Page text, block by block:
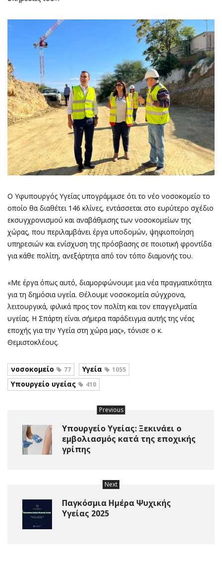
Ο Υφυπουργός Υγείας υπογράμμισε ότι το νέο νοσοκομείο το
οποίο θα διαθέτει 146 κλίνες, εντάσσεται στο ευρύτερο σχέδιο
εκσυγχρονισμού και αναβάθμισης των νοσοκομείων της
χώρας, που περιλαμβάνει έργα υποδομών, ψηφιοποίηση
υπηρεσιών και ενίσχυση της πρόσβασης σε ποιοτική φροντίδα
για κάθε πολίτη, ανεξάρτητα από τον τόπο διαμονής του.
«Με έργα όπως αυτό, διαμορφώνουμε μια νέα πραγματικότητα
για τη δημόσια υγεία. Θέλουμε νοσοκομεία σύγχρονα,
λειτουργικά, φιλικά προς τον πολίτη και τον επαγγελματία
υγείας. Η Σπάρτη είναι σήμερα παράδειγμα αυτής της νέας
εποχής για την Υγεία στη χώρα μας», τόνισε ο κ.
Θεμιστοκλέους.
νοσοκομείο 77 Υγεία 1055
Υπουργείο υγείας 410
Previous
Υπουργείο Υγείας: Ξεκινάει ο
εμβολιασμός κατά της εποχικής
γρίπης
Next
Παγκόσμια Ημέρα Ψυχικής
Υγείας 2025